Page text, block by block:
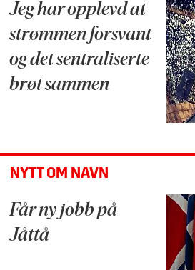
Jeg har opplevd at
strømmen forsvant
og det sentraliserte
brøt sammen
NYTT OM NAVN
Får ny jobb på
Jåttå